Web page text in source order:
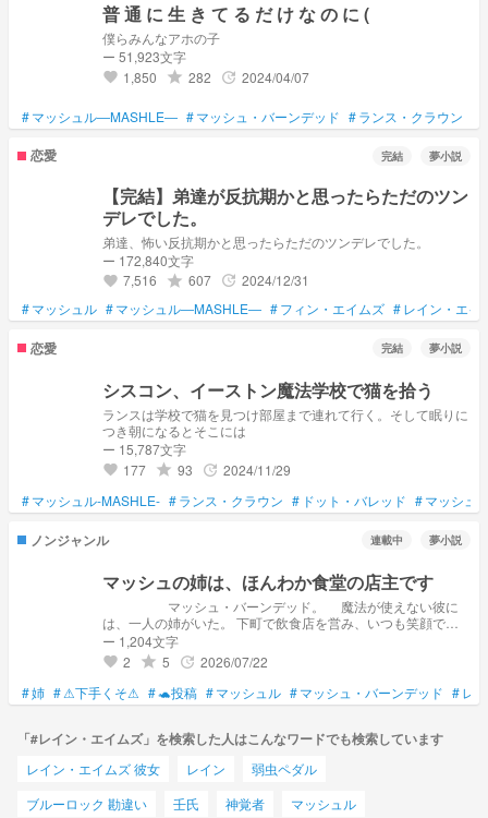
普 通 に 生 き て る だ け な の に (
僕らみんなアホの子
ー 51,923文字
favorite 1,850 grade 282 update 2024/04/07
#マッシュル―MASHLE― #マッシュ・バーンデッド #ランス・クラウン
恋愛 完結 夢小説
【完結】弟達が反抗期かと思ったらただのツン
デレでした。
弟達、怖い反抗期かと思ったらただのツンデレでした。
ー 172,840文字
favorite 7,516 grade 607 update 2024/12/31
#マッシュル #マッシュル―MASHLE― #フィン・エイムズ #レイン・エイ
恋愛 完結 夢小説
シスコン、イーストン魔法学校で猫を拾う
ランスは学校で猫を見つけ部屋まで連れて行く。そして眠りに
つき朝になるとそこには
ー 15,787文字
favorite 177 grade 93 update 2024/11/29
#マッシュル-MASHLE- #ランス・クラウン # ドット・バレッド #マッシュ
ノンジャンル 連載中 夢小説
マッシュの姉は、ほんわか食堂の店主です
マッシュ・バーンデッド。 魔法が使えない彼に
は、一人の姉がいた。 下町で飲食店を営み、いつも笑顔で人
を迎える優しい姉。 ……そう、普通の姉であ
る。 たぶん。
ー 1,204文字
favorite 2 grade 5 update 2026/07/22
#姉 #⚠下手くそ⚠ #🐢投稿 #マッシュル #マッシュ・バーンデッド #レ
「#レイン・エイムズ」を検索した人はこんなワードでも検索しています
レイン・エイムズ 彼女 レイン
弱虫ペダル
ブルーロック 勘違い
壬氏 神覚者 マッシュル